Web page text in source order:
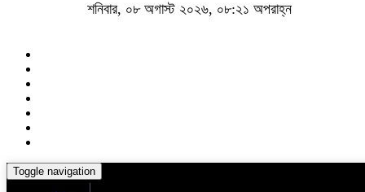
শনিবার, ০৮ অগাস্ট ২০২৬, ০৮:২১ অপরাহ্ন
Toggle navigation